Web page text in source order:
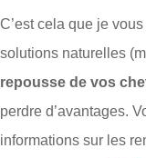
C’est cela que je
solutions naturelles
repousse de vos
perdre d’avantages.
informations sur les